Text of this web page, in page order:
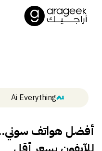
Ai Everything
أفضل هواتف سوني..